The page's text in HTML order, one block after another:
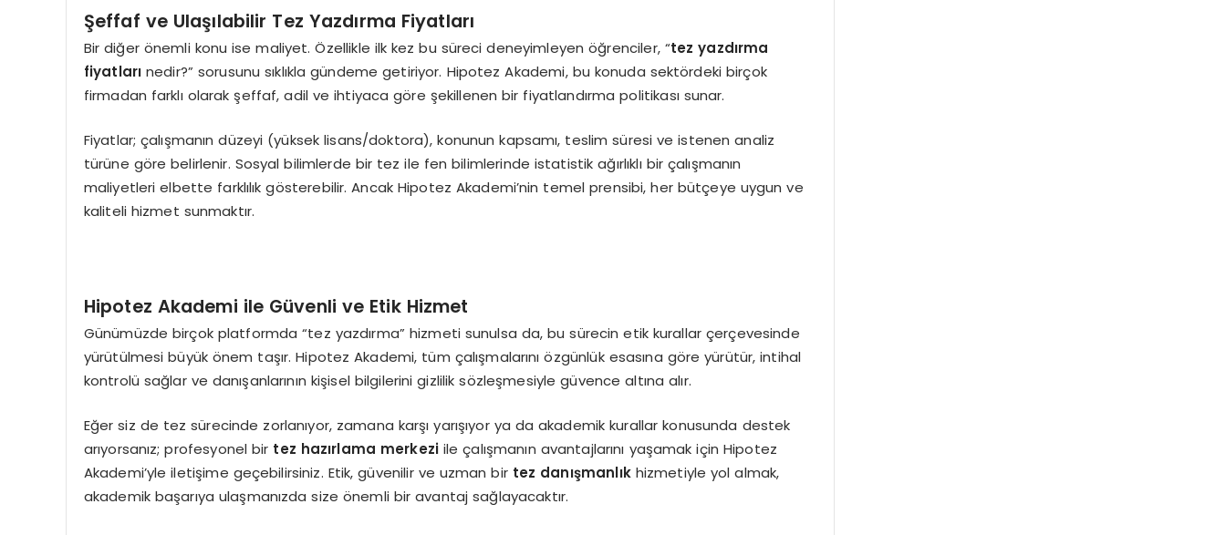
Şeffaf ve Ulaşılabilir Tez Yazdırma Fiyatları
Bir diğer önemli konu ise maliyet. Özellikle ilk kez bu süreci deneyimleyen öğrenciler, “tez yazdırma
fiyatları nedir?” sorusunu sıklıkla gündeme getiriyor. Hipotez Akademi, bu konuda sektördeki birçok
firmadan farklı olarak şeffaf, adil ve ihtiyaca göre şekillenen bir fiyatlandırma politikası sunar.
Fiyatlar; çalışmanın düzeyi (yüksek lisans/doktora), konunun kapsamı, teslim süresi ve istenen analiz
türüne göre belirlenir. Sosyal bilimlerde bir tez ile fen bilimlerinde istatistik ağırlıklı bir çalışmanın
maliyetleri elbette farklılık gösterebilir. Ancak Hipotez Akademi’nin temel prensibi, her bütçeye uygun ve
kaliteli hizmet sunmaktır.
Hipotez Akademi ile Güvenli ve Etik Hizmet
Günümüzde birçok platformda “tez yazdırma” hizmeti sunulsa da, bu sürecin etik kurallar çerçevesinde
yürütülmesi büyük önem taşır. Hipotez Akademi, tüm çalışmalarını özgünlük esasına göre yürütür, intihal
kontrolü sağlar ve danışanlarının kişisel bilgilerini gizlilik sözleşmesiyle güvence altına alır.
Eğer siz de tez sürecinde zorlanıyor, zamana karşı yarışıyor ya da akademik kurallar konusunda destek
arıyorsanız; profesyonel bir tez hazırlama merkezi ile çalışmanın avantajlarını yaşamak için Hipotez
Akademi’yle iletişime geçebilirsiniz. Etik, güvenilir ve uzman bir tez danışmanlıkhizmetiyle yol almak,
akademik başarıya ulaşmanızda size önemli bir avantaj sağlayacaktır.